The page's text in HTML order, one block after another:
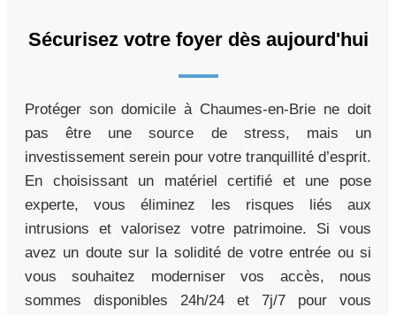
Sécurisez votre foyer dès aujourd'hui
Protéger son domicile à Chaumes-en-Brie ne doit
pas être une source de stress, mais un
investissement serein pour votre tranquillité d’esprit.
En choisissant un matériel certifié et une pose
experte, vous éliminez les risques liés aux
intrusions et valorisez votre patrimoine. Si vous
avez un doute sur la solidité de votre entrée ou si
vous souhaitez moderniser vos accès, nous
sommes disponibles 24h/24 et 7j/7 pour vous